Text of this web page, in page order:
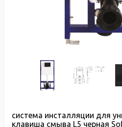
система инсталляции для
клавиша смыва L5 черная